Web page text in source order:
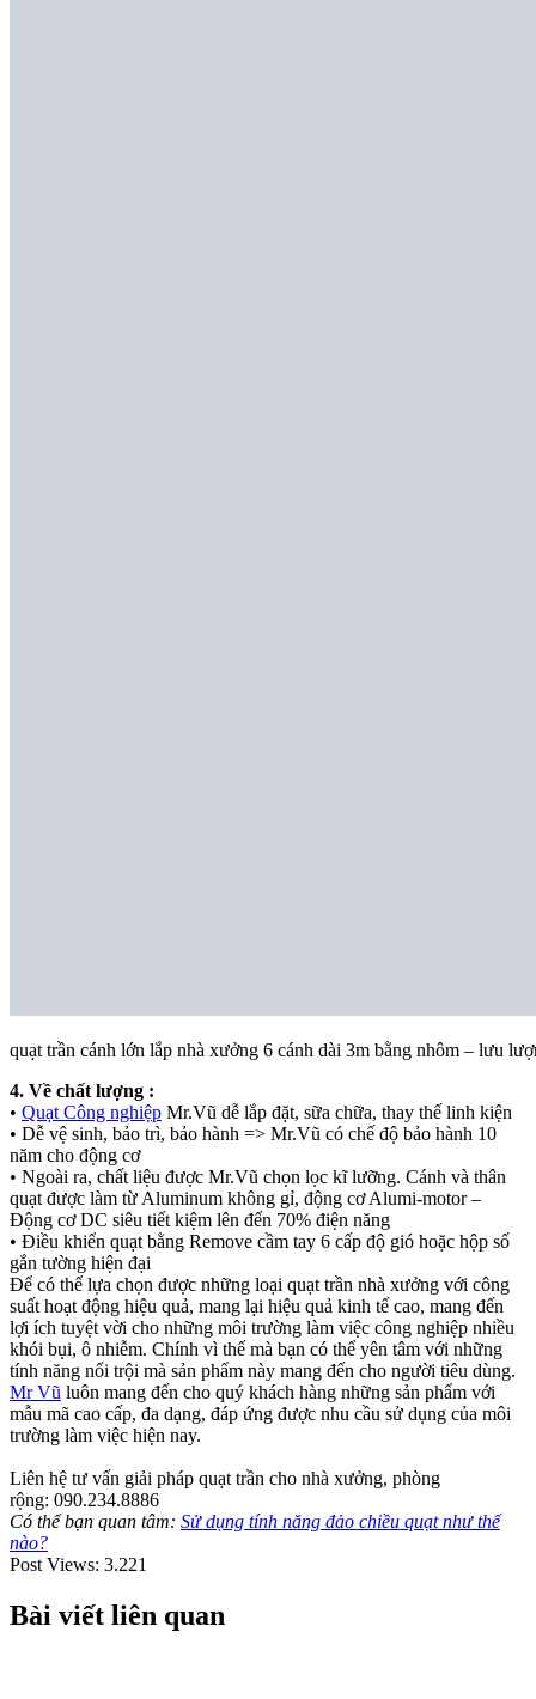
quạt trần cánh lớn lắp nhà xưởng 6 cánh dài 3m bằng nhôm – lưu
4. Về chất lượng :
• Quạt Công nghiệp Mr.Vũ dễ lắp đặt, sữa chữa, thay thế linh kiện
• Dễ vệ sinh, bảo trì, bảo hành => Mr.Vũ có chế độ bảo hành 10
năm cho động cơ
• Ngoài ra, chất liệu được Mr.Vũ chọn lọc kĩ lưỡng. Cánh và thân
quạt được làm từ Aluminum không gỉ, động cơ Alumi-motor –
Động cơ DC siêu tiết kiệm lên đến 70% điện năng
• Điều khiển quạt bằng Remove cầm tay 6 cấp độ gió hoặc hộp số
gắn tường hiện đại
Để có thể lựa chọn được những loại quạt trần nhà xưởng với công
suất hoạt động hiệu quả, mang lại hiệu quả kinh tế cao, mang đến
lợi ích tuyệt vời cho những môi trường làm việc công nghiệp nhiều
khói bụi, ô nhiễm. Chính vì thế mà bạn có thể yên tâm với những
tính năng nổi trội mà sản phẩm này mang đến cho người tiêu dùng.
Mr Vũ luôn mang đến cho quý khách hàng những sản phẩm với
mẫu mã cao cấp, đa dạng, đáp ứng được nhu cầu sử dụng của môi
trường làm việc hiện nay.
Liên hệ tư vấn giải pháp quạt trần cho nhà xưởng, phòng
rộng: 090.234.8886
Có thể bạn quan tâm: Sử dụng tính năng đảo chiều quạt như thế
nào?
Post Views: 3.221
Bài viết liên quan